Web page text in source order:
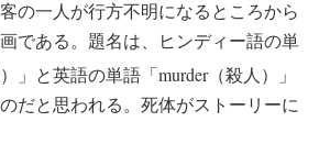
の一人が行方不明になるところから
である。題名は、ヒンディー語の単
）」と英語の単語「murder（殺人）」
だと思われる。死体がストーリーに